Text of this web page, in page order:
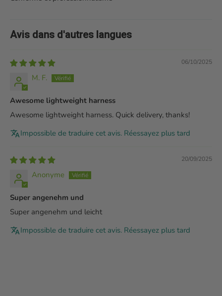
Avis dans d'autres langues
06/10/2025
M. F.
Awesome lightweight harness
Awesome lightweight harness. Quick delivery, thanks!
Impossible de traduire cet avis. Réessayez plus tard
20/09/2025
Anonyme
Super angenehm und
Super angenehm und leicht
Impossible de traduire cet avis. Réessayez plus tard